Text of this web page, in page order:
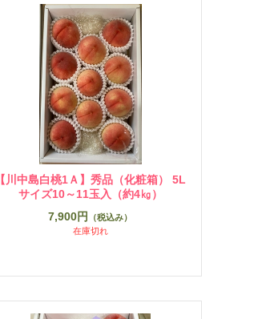
【川中島白桃1Ａ】秀品（化粧箱） 5L
サイズ10～11玉入（約4㎏）
7,900円
（税込み）
在庫切れ